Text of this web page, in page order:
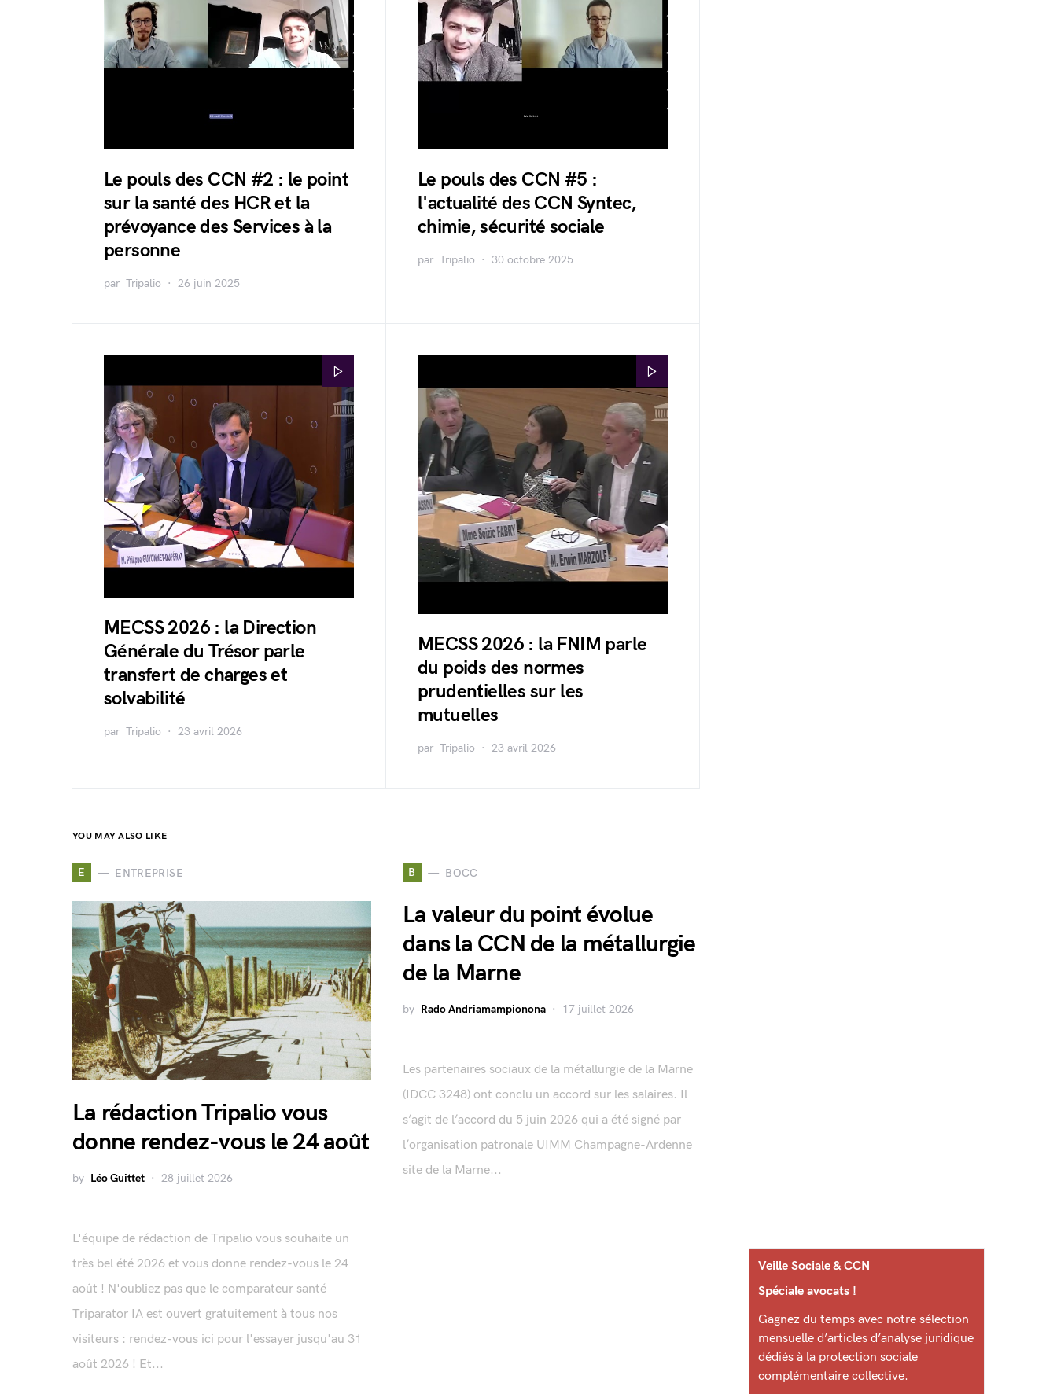
Le pouls des CCN #2 : le point
sur la santé des HCR et la
prévoyance des Services à la
personne
par Tripalio 26 juin 2025
Le pouls des CCN #5 :
l'actualité des CCN Syntec,
chimie, sécurité sociale
par Tripalio 30 octobre 2025
MECSS 2026 : la Direction
Générale du Trésor parle
transfert de charges et
solvabilité
par Tripalio 23 avril 2026
MECSS 2026 : la FNIM parle
du poids des normes
prudentielles sur les
mutuelles
par Tripalio 23 avril 2026
YOU MAY ALSO LIKE
E ENTREPRISE
La rédaction Tripalio vous
donne rendez-vous le 24 août
by Léo Guittet 28 juillet 2026
L'équipe de rédaction de Tripalio vous souhaite un
très bel été 2026 et vous donne rendez-vous le 24
août ! N'oubliez pas que le comparateur santé
Triparator IA est ouvert gratuitement à tous nos
visiteurs : rendez-vous ici pour l'essayer jusqu'au 31
août 2026 ! Et...
B BOCC
La valeur du point évolue
dans la CCN de la métallurgie
de la Marne
by Rado Andriamampionona 17 juillet 2026
Les partenaires sociaux de la métallurgie de la Marne
(IDCC 3248) ont conclu un accord sur les salaires. Il
s’agit de l’accord du 5 juin 2026 qui a été signé par
l’organisation patronale UIMM Champagne-Ardenne
site de la Marne...
Veille Sociale & CCN
Spéciale avocats !
Gagnez du temps avec notre sélection
mensuelle d’articles d’analyse juridique
dédiés à la protection sociale
complémentaire collective.